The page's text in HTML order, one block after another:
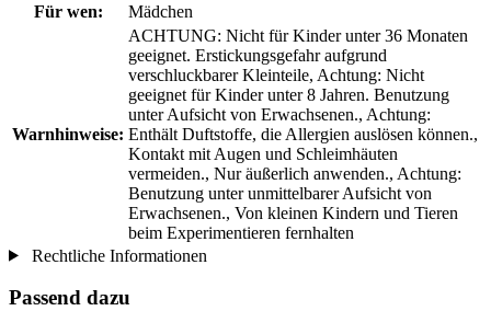
Für wen:
Mädchen
Warnhinweise:
ACHTUNG: Nicht für Kinder unter 36 Monaten
geeignet. Erstickungsgefahr aufgrund
verschluckbarer Kleinteile, Achtung: Nicht
geeignet für Kinder unter 8 Jahren. Benutzung
unter Aufsicht von Erwachsenen., Achtung:
Enthält Duftstoffe, die Allergien auslösen können.,
Kontakt mit Augen und Schleimhäuten
vermeiden., Nur äußerlich anwenden., Achtung:
Benutzung unter unmittelbarer Aufsicht von
Erwachsenen., Von kleinen Kindern und Tieren
beim Experimentieren fernhalten
Rechtliche Informationen
Passend dazu